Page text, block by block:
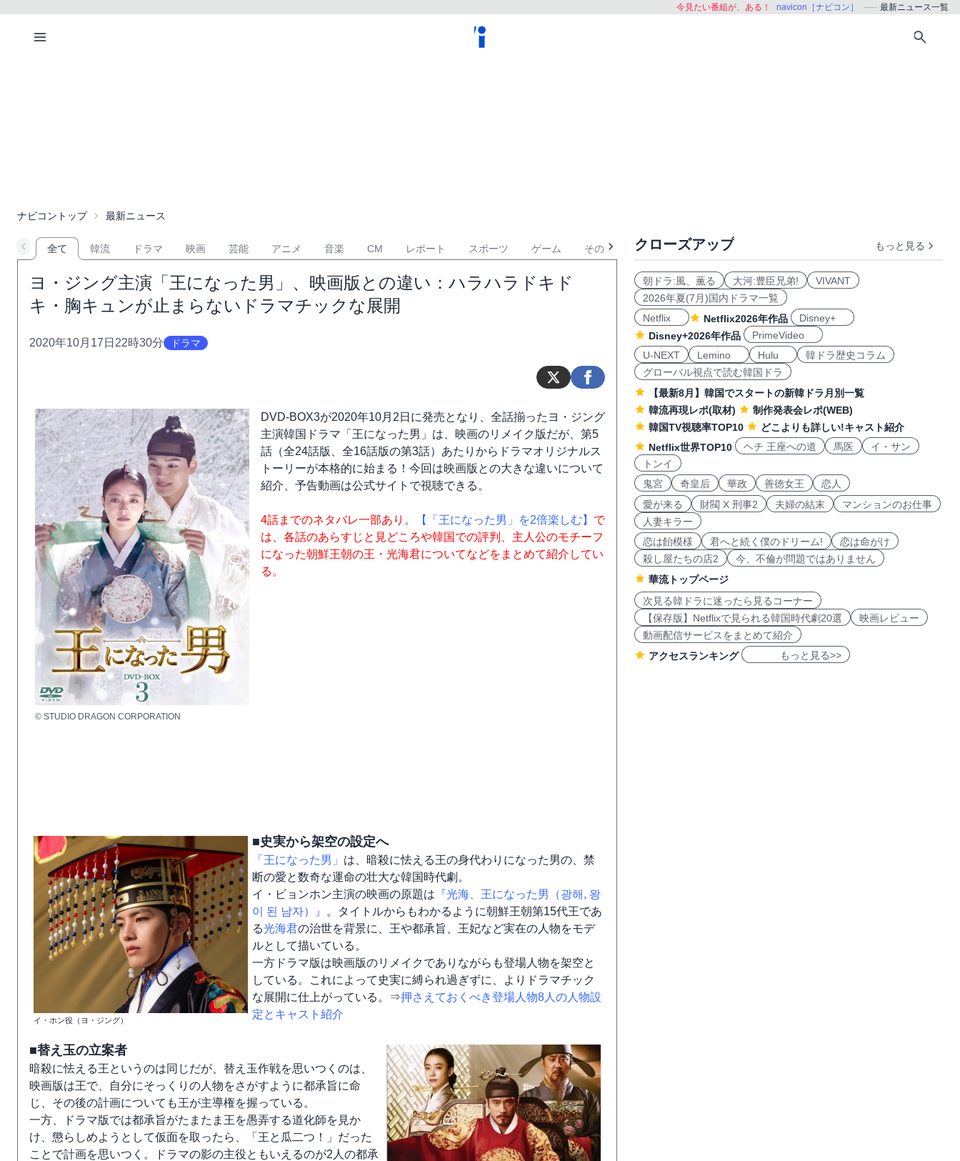
今見たい番組が、ある！ navicon［ナビコン］ 最新ニュース一覧
ナビコントップ 最新ニュース
全て 韓流 ドラマ 映画 芸能 アニメ 音楽 CM レポート スポーツ ゲーム その他
ヨ・ジング主演「王になった男」、映画版との違い：ハラハラドキド
キ・胸キュンが止まらないドラマチックな展開
2020年10月17日22時30分 ドラマ
© STUDIO DRAGON CORPORATION
DVD-BOX3が2020年10月2日に発売となり、全話揃ったヨ・ジング
主演韓国ドラマ「王になった男」は、映画のリメイク版だが、第5
話（全24話版、全16話版の第3話）あたりからドラマオリジナルス
トーリーが本格的に始まる！今回は映画版との大きな違いについて
紹介、予告動画は公式サイトで視聴できる。
4話までのネタバレ一部あり。 【「王になった男」を2倍楽しむ】 で
は、各話のあらすじと見どころや韓国での評判、主人公のモチーフ
になった朝鮮王朝の王・光海君についてなどをまとめて紹介してい
る。
イ・ホン役（ヨ・ジング）
■史実から架空の設定へ
「王になった男」 は、暗殺に怯える王の身代わりになった男の、禁
断の愛と数奇な運命の壮大な韓国時代劇。
イ・ビョンホン主演の映画の原題は 『光海、王になった男（광해, 왕
이 된 남자）』
。タイトルからもわかるように朝鮮王朝第15代王であ
る光海君の治世を背景に、王や都承旨、王妃など実在の人物をモデ
ルとして描いている。
一方ドラマ版は映画版のリメイクでありながらも登場人物を架空と
している。これによって史実に縛られ過ぎずに、よりドラマチック
な展開に仕上がっている。⇒押さえておくべき登場人物8人の人物設
定とキャスト紹介
■替え玉の立案者
暗殺に怯える王というのは同じだが、替え玉作戦を思いつくのは、
映画版は王で、自分にそっくりの人物をさがすように都承旨に命
じ、その後の計画についても王が主導権を握っている。
一方、ドラマ版では都承旨がたまたま王を愚弄する道化師を見か
け、懲らしめようとして仮面を取ったら、「王と瓜二つ！」だった
ことで計画を思いつく。ドラマの影の主役ともいえるのが2人の都承
クローズアップ もっと見る
朝ドラ:風、薫る 大河:豊臣兄弟!
VIVANT
2026年夏(7月)国内ドラマ一覧
Netflix
Netflix2026年作品
Disney+
Disney+2026年作品
PrimeVideo
U-NEXT
Lemino Hulu
韓ドラ歴史コラム
グローバル視点で読む韓国ドラ
【最新8月】韓国でスタートの新韓ドラ月別一覧
韓流再現レポ(取材)
制作発表会レポ(WEB)
韓国TV視聴率TOP10
どこよりも詳しい!キャスト紹介
Netflix世界TOP10
ヘチ 王座への道 馬医
イ・サン
トンイ
鬼宮
奇皇后 華政 善徳女王
恋人
愛が来る
財閥 X 刑事2 夫婦の結末
マンションのお仕事
人妻キラー
恋は飴模様
君へと続く僕のドリーム!
恋は命がけ
殺し屋たちの店2
今、不倫が問題ではありません
華流トップページ
次見る韓ドラに迷ったら見るコーナー
【保存版】Netflixで見られる韓国時代劇20選
映画レビュー
動画配信サービスをまとめて紹介
アクセスランキング
もっと見る>>